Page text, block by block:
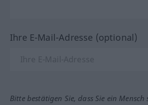
Ihre E-Mail-Adresse (optional)
Bitte bestätigen Sie, dass Sie ein